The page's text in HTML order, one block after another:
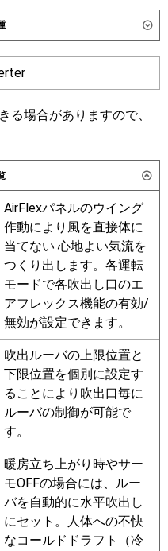
SZRC50CNT
GUEA050111MUB
airf
FDTV506H6SA-osj
rak
PA-P50U7HC
SZRC50BYT
SZRJC50BJT
SZRC50BFNT
GUSA05013MUB
RUSA05033MU
RUSA05033M
AUSA05077X
PLZ-
PLZ-ERMP50HE5
PLZ-
PLZ-ERMP50H4
PLZ-ERMP50HLE3
PLZ-
PLZ-ERMP50H2
PLZ-ERMP50EZ
PLZ-
PLZ-ERMP50ELEY
る場合がありますので、
AirFlexパネルのウイング
作動により風を直接体に
当てない 心地よい気流を
つくり出します。各運転
モードで各吹出し口のエ
アフレックス機能の有効/
無効が設定できます。
吹出ルーバの上限位置と
下限位置を個別に設定す
ることにより吹出口毎に
ルーバの制御が可能で
す。
暖房立ち上がり時やサー
モOFFの場合には、ルー
バを自動的に水平吹出し
にセット。人体への不快
なコールドドラフト（冷